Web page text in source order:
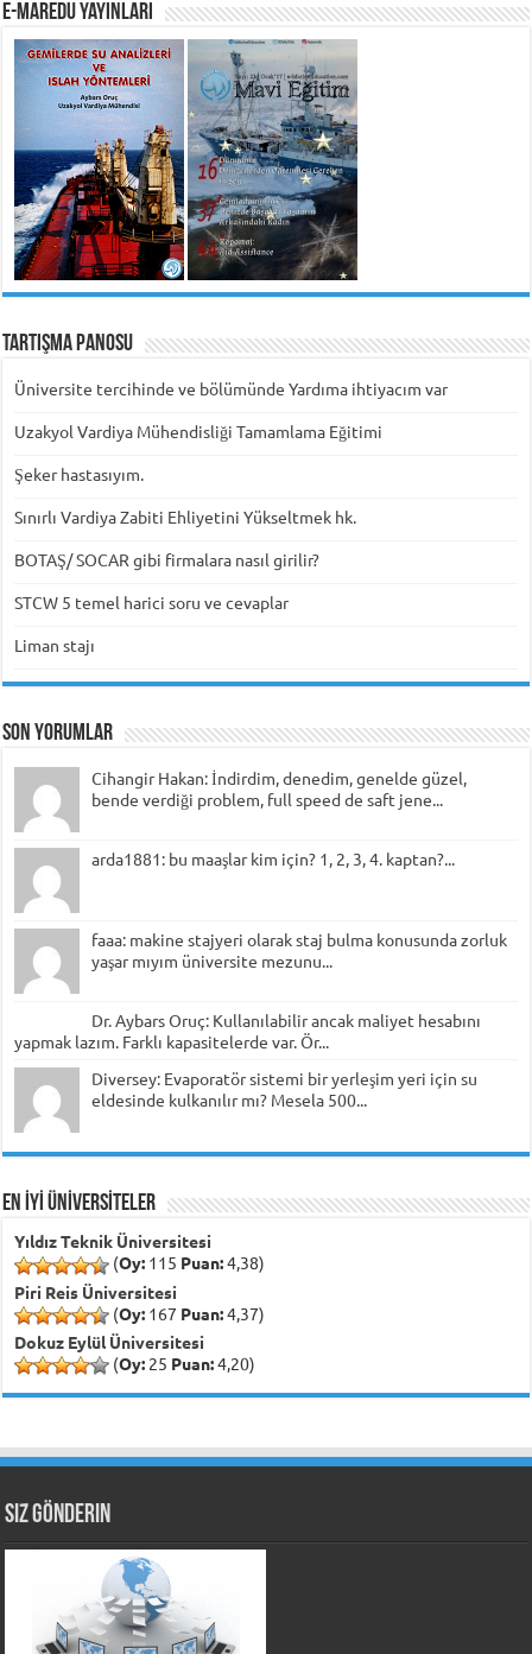
e-MarEdu Yayınları
Tartışma Panosu
Üniversite tercihinde ve bölümünde Yardıma ihtiyacım var
Uzakyol Vardiya Mühendisliği Tamamlama Eğitimi
Şeker hastasıyım.
Sınırlı Vardiya Zabiti Ehliyetini Yükseltmek hk.
BOTAŞ/ SOCAR gibi firmalara nasıl girilir?
STCW 5 temel harici soru ve cevaplar
Liman stajı
Son Yorumlar
Cihangir Hakan: İndirdim, denedim, genelde güzel,
bende verdiği problem, full speed de saft jene...
arda1881: bu maaşlar kim için? 1, 2, 3, 4. kaptan?...
faaa: makine stajyeri olarak staj bulma konusunda zorluk
yaşar mıyım üniversite mezunu...
Dr. Aybars Oruç: Kullanılabilir ancak maliyet hesabını
yapmak lazım. Farklı kapasitelerde var. Ör...
Diversey: Evaporatör sistemi bir yerleşim yeri için su
eldesinde kulkanılır mı? Mesela 500...
EN İYİ ÜNİVERSİTELER
Yıldız Teknik Üniversitesi
(Oy: 115 Puan:4,38)
Piri Reis Üniversitesi
(Oy: 167 Puan:4,37)
Dokuz Eylül Üniversitesi
(Oy: 25 Puan:4,20)
Siz Gönderin